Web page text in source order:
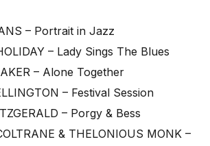
– Portrait in Jazz
– Lady Sings The Blues
– Alone Together
– Festival Session
– Porgy & Bess
& THELONIOUS MONK –